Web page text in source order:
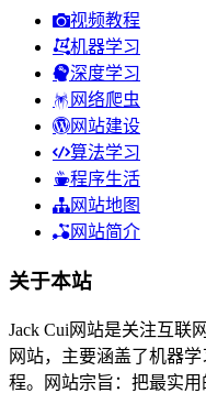
视频教程
机器学习
深度学习
网络爬虫
网站建设
算法学习
程序生活
网站地图
网站简介
关于本站
Jack Cui网站是关注互联
网站，主要涵盖了机器
程。网站宗旨：把最实